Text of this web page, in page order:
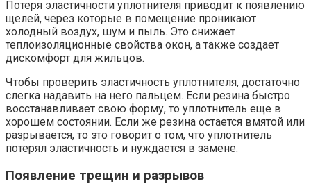
Потеря эластичности уплотнителя приводит к появлению
щелей, через которые в помещение проникают
холодный воздух, шум и пыль. Это снижает
теплоизоляционные свойства окон, а также создает
дискомфорт для жильцов.
Чтобы проверить эластичность уплотнителя, достаточно
слегка надавить на него пальцем. Если резина быстро
восстанавливает свою форму, то уплотнитель еще в
хорошем состоянии. Если же резина остается вмятой или
разрывается, то это говорит о том, что уплотнитель
потерял эластичность и нуждается в замене.
Появление трещин и разрывов